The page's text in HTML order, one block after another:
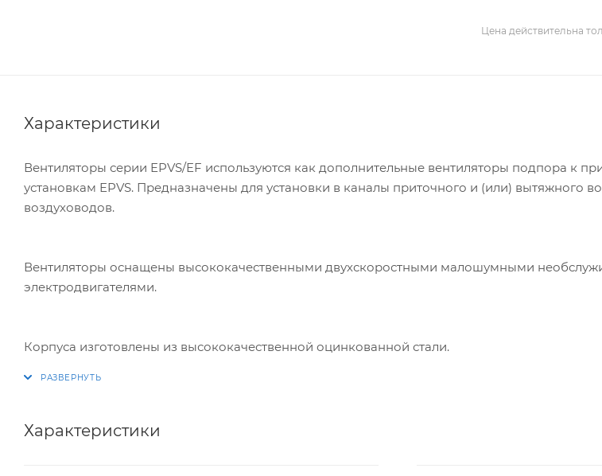
Цена действительна
Характеристики
Вентиляторы серии EPVS/EF используются как дополнительные вентиляторы подпора к
установкам EPVS. Предназначены для установки в каналы приточного и (или) вытяжного
воздуховодов.
Вентиляторы оснащены высококачественными двухскоростными малошумными
электродвигателями.
Корпуса изготовлены из высококачественной оцинкованной стали.
Характеристики